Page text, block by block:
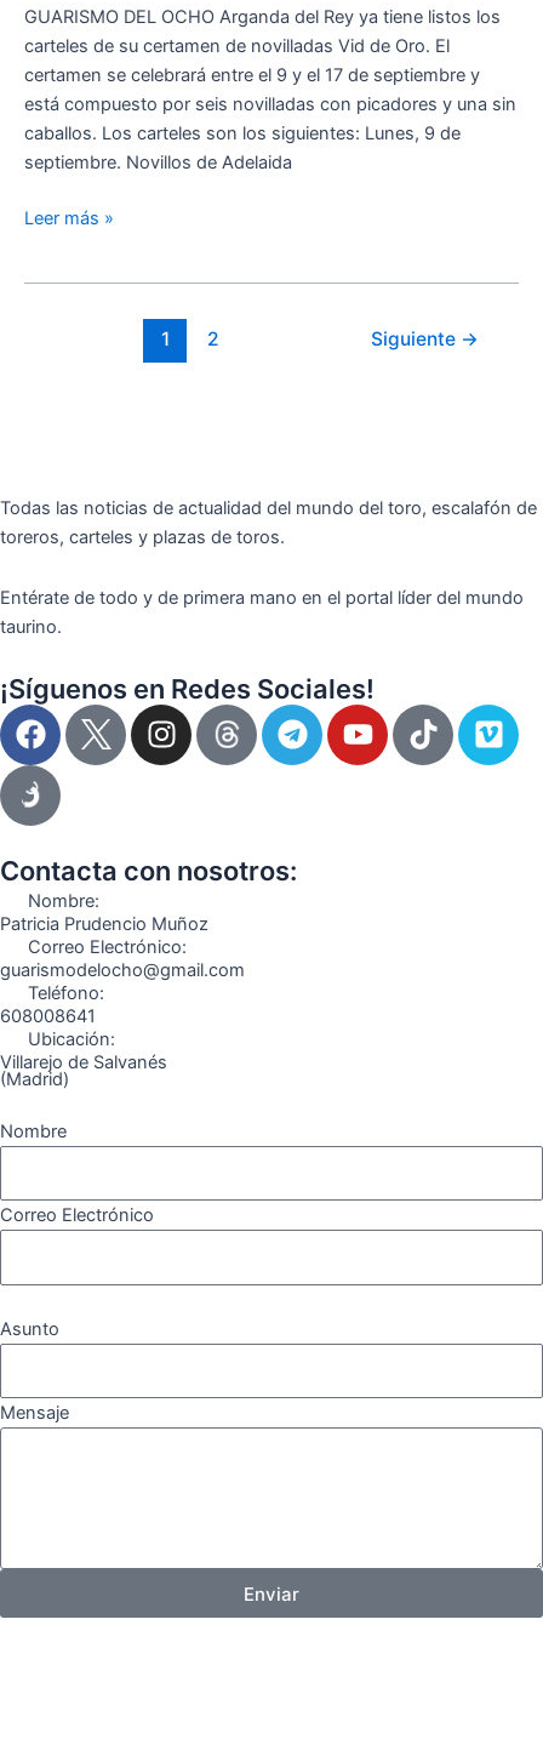
GUARISMO DEL OCHO Arganda del Rey ya tiene listos los
carteles de su certamen de novilladas Vid de Oro. El
certamen se celebrará entre el 9 y el 17 de septiembre y
está compuesto por seis novilladas con picadores y una sin
caballos. Los carteles son los siguientes: Lunes, 9 de
septiembre. Novillos de Adelaida
de
Oro»
Leer más »
1 2 Siguiente →
Todas las noticias de actualidad del mundo del toro, escalafón de
toreros, carteles y plazas de toros.
Entérate de todo y de primera mano en el portal líder del mundo
taurino.
¡Síguenos en Redes Sociales!
F
a
c
e
o
o
k
I
n
g
a
m
T
e
r
Y
o
T
i
V
i
Contacta con nosotros:
Nombre:
Patricia Prudencio Muñoz
Correo Electrónico:
guarismodelocho@gmail.com
Teléfono:
608008641
Ubicación:
Villarejo de Salvanés
(Madrid)
Nombre
Correo Electrónico
Asunto
Mensaje
Enviar